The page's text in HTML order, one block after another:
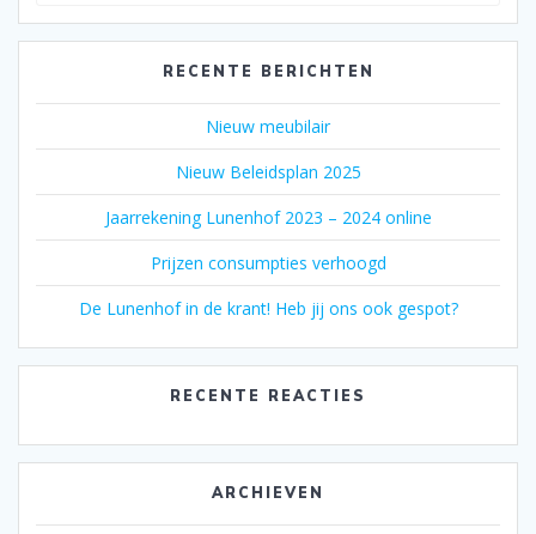
RECENTE BERICHTEN
Nieuw meubilair
Nieuw Beleidsplan 2025
Jaarrekening Lunenhof 2023 – 2024 online
Prijzen consumpties verhoogd
De Lunenhof in de krant! Heb jij ons ook gespot?
RECENTE REACTIES
ARCHIEVEN